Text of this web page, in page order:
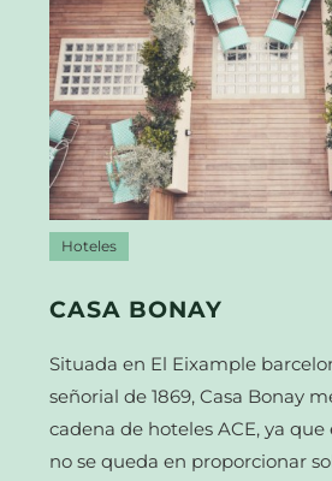
Hoteles
CASA BONAY
Situada en El Eixample
señorial de 1869, Casa Bonay
cadena de hoteles ACE, ya
no se queda en proporcionar